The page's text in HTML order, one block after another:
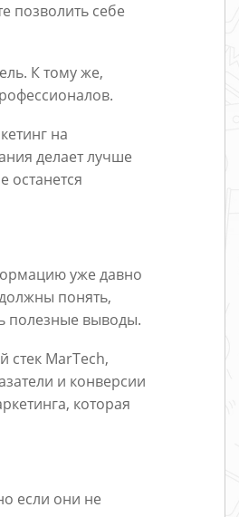
позволить себе
К тому же,
на
делает лучше
останется
уже давно
понять,
полезные выводы.
стек MarTech,
и конверсии
которая
если они не